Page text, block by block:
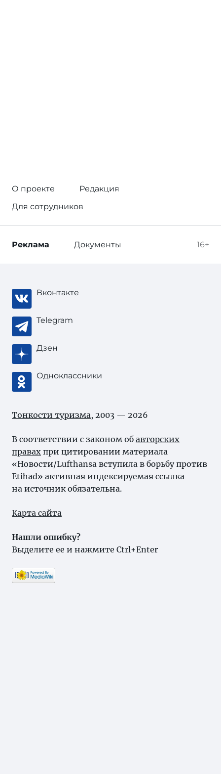
О проекте
Редакция
Для сотрудников
16+
Реклама Документы
Вконтакте
Telegram
Дзен
Одноклассники
Тонкости туризма, 2003 — 2026
В соответствии с законом об авторских
правах при цитировании материала
«Новости/Lufthansa вступила в борьбу против
Etihad» активная индексируемая ссылка
на источник обязательна.
Карта сайта
Нашли ошибку?
Выделите ее и нажмите Ctrl+Enter